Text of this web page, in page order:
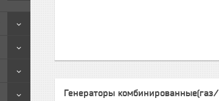
Генераторы комбинированные(газ/